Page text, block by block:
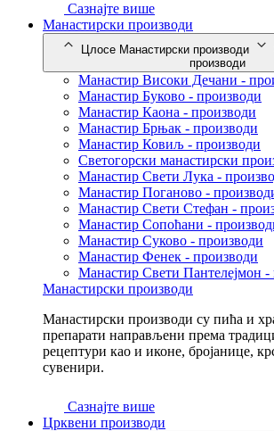
Сазнајте више
Манастирски производи
Цлосе Манастирски производи
производи
Манастир Високи Дечани -
Манастир Буково - производи
Манастир Каона - производи
Манастир Брњак - производи
Манастир Ковиљ - производи
Светогорски манастирски
Манастир Свети Лука -
Манастир Поганово -
Манастир Свети Стефан -
Манастир Сопоћани -
Манастир Суково - производи
Манастир Фенек - производи
Манастир Свети Пантелејмон -
Манастирски производи
Манастирски производи су пића и
препарати направљени према
рецептури као и иконе, бројанице,
сувенири.
Сазнајте више
Црквени производи